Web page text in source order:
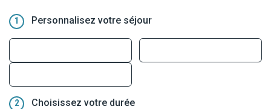
prestations hôtelières uniquement.
1 Personnalisez votre séjour
2 Choisissez votre durée